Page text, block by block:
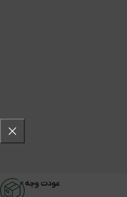
عودت وجه